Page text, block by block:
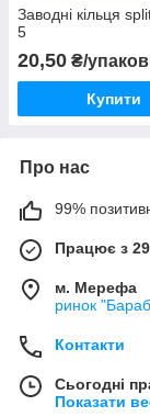
Заводні кільця
5
20,50 ₴/
Купити
Про нас
99%
Працює з
м. Мерефа
ринок
Контакти
Сьогодні
Показати